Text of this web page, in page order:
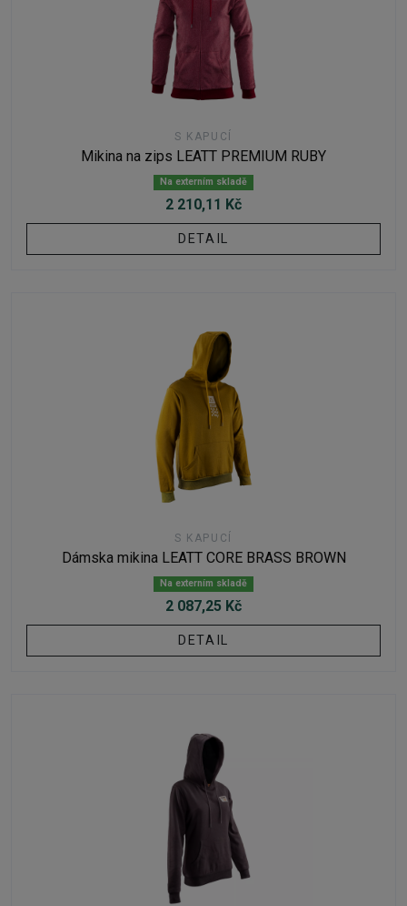
S KAPUCÍ
Mikina na zips LEATT PREMIUM RUBY
Na externím skladě
2 210,11 Kč
DETAIL
S KAPUCÍ
Dámska mikina LEATT CORE BRASS BROWN
Na externím skladě
2 087,25 Kč
DETAIL